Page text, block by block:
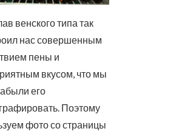
венского типа так
нас совершенным
пены и
вкусом, что мы
его
Поэтому
фото со страницы